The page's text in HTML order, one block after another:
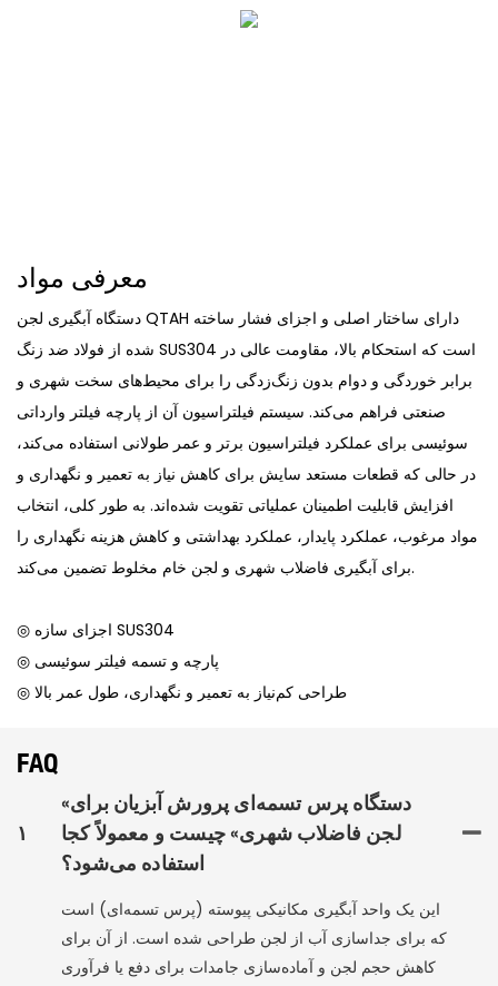
معرفی مواد
دستگاه آبگیری لجن QTAH دارای ساختار اصلی و اجزای فشار ساخته
شده از فولاد ضد زنگ SUS304 است که استحکام بالا، مقاومت عالی در
برابر خوردگی و دوام بدون زنگ‌زدگی را برای محیط‌های سخت شهری و
صنعتی فراهم می‌کند. سیستم فیلتراسیون آن از پارچه فیلتر وارداتی
سوئیسی برای عملکرد فیلتراسیون برتر و عمر طولانی استفاده می‌کند،
در حالی که قطعات مستعد سایش برای کاهش نیاز به تعمیر و نگهداری و
افزایش قابلیت اطمینان عملیاتی تقویت شده‌اند. به طور کلی، انتخاب
مواد مرغوب، عملکرد پایدار، عملکرد بهداشتی و کاهش هزینه نگهداری را
برای آبگیری فاضلاب شهری و لجن خام مخلوط تضمین می‌کند.
◎ اجزای سازه SUS304
◎ پارچه و تسمه فیلتر سوئیسی
◎ طراحی کم‌نیاز به تعمیر و نگهداری، طول عمر بالا
FAQ
۱
«دستگاه پرس تسمه‌ای پرورش آبزیان برای
لجن فاضلاب شهری» چیست و معمولاً کجا
استفاده می‌شود؟
این یک واحد آبگیری مکانیکی پیوسته (پرس تسمه‌ای) است
که برای جداسازی آب از لجن طراحی شده است. از آن برای
کاهش حجم لجن و آماده‌سازی جامدات برای دفع یا فرآوری